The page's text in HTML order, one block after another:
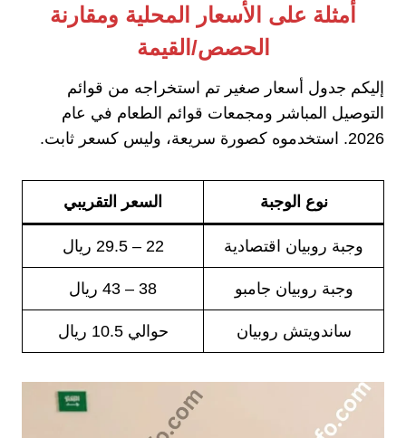
أمثلة على الأسعار المحلية ومقارنة
الحصص/القيمة
إليكم جدول أسعار صغير تم استخراجه من قوائم
التوصيل المباشر ومجمعات قوائم الطعام في عام
2026. استخدموه كصورة سريعة، وليس كسعر ثابت.
نوع الوجبة السعر التقريبي
وجبة روبيان اقتصادية 22 – 29.5 ريال
وجبة روبيان جامبو 38 – 43 ريال
ساندويتش روبيان حوالي 10.5 ريال